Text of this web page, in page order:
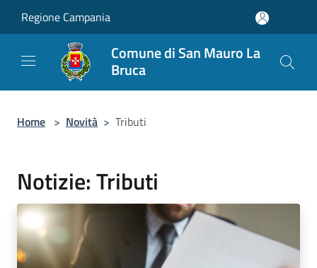
Regione Campania
Comune di San Mauro La
Bruca
Home > Novità > Tributi
Notizie: Tributi